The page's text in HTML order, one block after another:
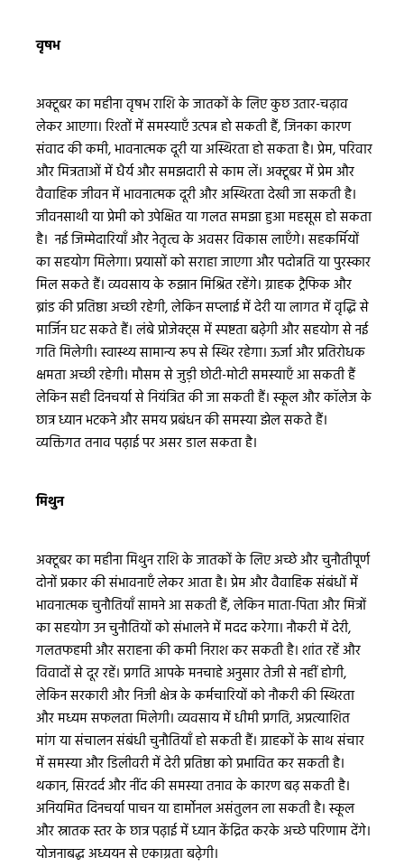
वृषभ
अक्टूबर का महीना वृषभ राशि के जातकों के लिए कुछ उतार-चढ़ाव
लेकर आएगा। रिश्तों में समस्याएँ उत्पन्न हो सकती हैं, जिनका कारण
संवाद की कमी, भावनात्मक दूरी या अस्थिरता हो सकता है। प्रेम, परिवार
और मित्रताओं में धैर्य और समझदारी से काम लें। अक्टूबर में प्रेम और
वैवाहिक जीवन में भावनात्मक दूरी और अस्थिरता देखी जा सकती है।
जीवनसाथी या प्रेमी को उपेक्षित या गलत समझा हुआ महसूस हो सकता
है। नई जिम्मेदारियाँ और नेतृत्व के अवसर विकास लाएँगे। सहकर्मियों
का सहयोग मिलेगा। प्रयासों को सराहा जाएगा और पदोन्नति या पुरस्कार
मिल सकते हैं। व्यवसाय के रुझान मिश्रित रहेंगे। ग्राहक ट्रैफिक और
ब्रांड की प्रतिष्ठा अच्छी रहेगी, लेकिन सप्लाई में देरी या लागत में वृद्धि से
मार्जिन घट सकते हैं। लंबे प्रोजेक्ट्स में स्पष्टता बढ़ेगी और सहयोग से नई
गति मिलेगी। स्वास्थ्य सामान्य रूप से स्थिर रहेगा। ऊर्जा और प्रतिरोधक
क्षमता अच्छी रहेगी। मौसम से जुड़ी छोटी-मोटी समस्याएँ आ सकती हैं
लेकिन सही दिनचर्या से नियंत्रित की जा सकती हैं। स्कूल और कॉलेज के
छात्र ध्यान भटकने और समय प्रबंधन की समस्या झेल सकते हैं।
व्यक्तिगत तनाव पढ़ाई पर असर डाल सकता है।
मिथुन
अक्टूबर का महीना मिथुन राशि के जातकों के लिए अच्छे और चुनौतीपूर्ण
दोनों प्रकार की संभावनाएँ लेकर आता है। प्रेम और वैवाहिक संबंधों में
भावनात्मक चुनौतियाँ सामने आ सकती हैं, लेकिन माता-पिता और मित्रों
का सहयोग उन चुनौतियों को संभालने में मदद करेगा। नौकरी में देरी,
गलतफहमी और सराहना की कमी निराश कर सकती है। शांत रहें और
विवादों से दूर रहें। प्रगति आपके मनचाहे अनुसार तेजी से नहीं होगी,
लेकिन सरकारी और निजी क्षेत्र के कर्मचारियों को नौकरी की स्थिरता
और मध्यम सफलता मिलेगी। व्यवसाय में धीमी प्रगति, अप्रत्याशित
मांग या संचालन संबंधी चुनौतियाँ हो सकती हैं। ग्राहकों के साथ संचार
में समस्या और डिलीवरी में देरी प्रतिष्ठा को प्रभावित कर सकती है।
थकान, सिरदर्द और नींद की समस्या तनाव के कारण बढ़ सकती है।
अनियमित दिनचर्या पाचन या हार्मोनल असंतुलन ला सकती है। स्कूल
और स्नातक स्तर के छात्र पढ़ाई में ध्यान केंद्रित करके अच्छे परिणाम देंगे।
योजनाबद्ध अध्ययन से एकाग्रता बढ़ेगी।